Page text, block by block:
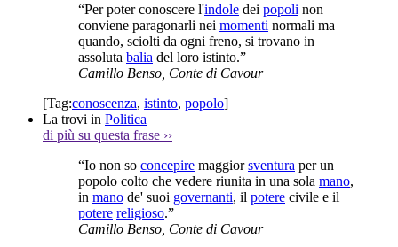
“Per poter conoscere l'indole dei popoli non
conviene paragonarli nei momenti normali ma
quando, sciolti da ogni freno, si trovano in
assoluta balia del loro istinto.”
Camillo Benso, Conte di Cavour
[Tag:conoscenza, istinto, popolo]
La trovi in Politica
di più su questa frase ››
“Io non so concepire maggiorsventura per un
popolo colto che vedere riunita in una sola mano,
in mano de' suoi governanti, il potere civile e il
potere religioso.”
Camillo Benso, Conte di Cavour